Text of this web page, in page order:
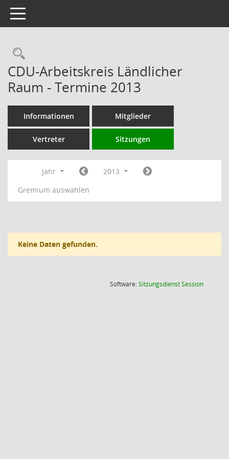
Toggle navigation
Rechercheauswahl
CDU-Arbeitskreis Ländlicher
Raum - Termine 2013
Informationen Mitglieder
Vertreter Sitzungen
Jahr
2013
Gremium auswählen
Keine Daten gefunden.
Software:SitzungsdienstSession(Wird in